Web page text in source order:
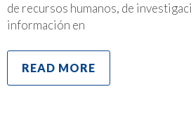
de recursos humanos, de
información en
READ MORE